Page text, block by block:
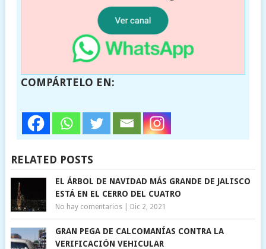
COMPÁRTELO EN:
RELATED POSTS
EL ÁRBOL DE NAVIDAD MÁS GRANDE DE JALISCO
ESTÁ EN EL CERRO DEL CUATRO
No hay comentarios| Dic 2, 2021
GRAN PEGA DE CALCOMANÍAS CONTRA LA
VERIFICACIÓN VEHICULAR